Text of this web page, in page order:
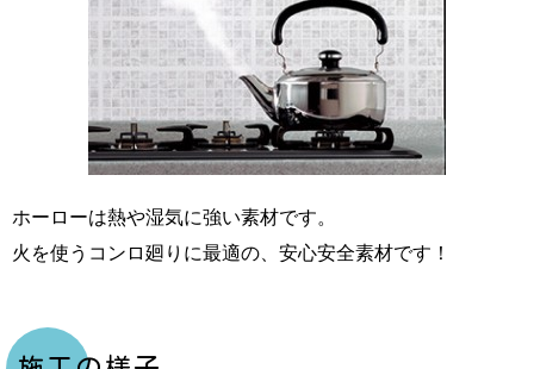
ホーローは熱や湿気に強い素材です。
火を使うコンロ廻りに最適の、安心安全素材です！